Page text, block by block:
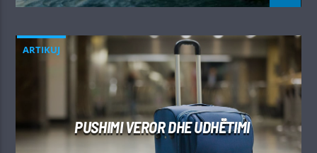
ARTIKUJ
PUSHIMI VEROR DHE UDHËTIMI